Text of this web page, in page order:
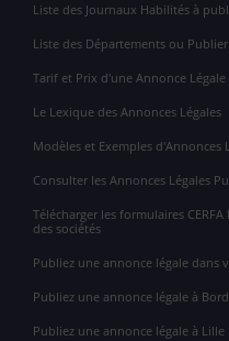
Liste des Journaux Habilités à
Liste des Départements ou
Tarif et Prix d'une Annonce Légale
Le Lexique des Annonces Légales
Modèles et Exemples d'Annonces
Consulter les Annonces Légales
Télécharger les formulaires
des sociétés
Publiez une annonce légale dans
Publiez une annonce légale à
Publiez une annonce légale à Lille